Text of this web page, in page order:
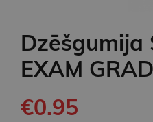
Dzēšgumija
EXAM
€0.95